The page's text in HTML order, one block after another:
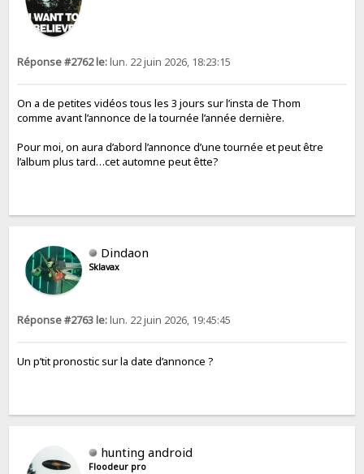
Réponse #2762 le:lun. 22 juin 2026, 18:23:15
On a de petites vidéos tous les 3 jours sur l’insta de Thom
comme avant l’annonce de la tournée l’année dernière.
Pour moi, on aura d’abord l’annonce d’une tournée et peut être
l’album plus tard…cet automne peut êtte?
Dindaon
Sklavax
Réponse #2763 le:lun. 22 juin 2026, 19:45:45
Un p’tit pronostic sur la date d’annonce ?
hunting android
Floodeur pro